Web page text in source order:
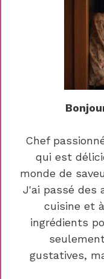
Chef
qui est
monde de
J'ai passé des
cuisine et
ingrédients
gustatives,